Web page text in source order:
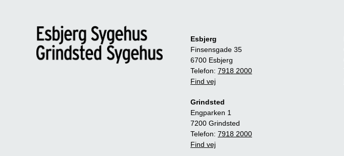
Esbjerg
Finsensgade 35
6700 Esbjerg
Telefon: 7918 2000
Find vej
Grindsted
Engparken 1
7200 Grindsted
Telefon: 7918 2000
Find vej